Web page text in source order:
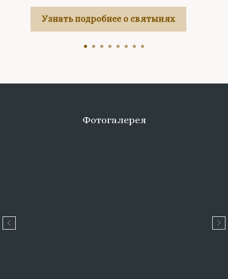
Узнать подробнее о святынях
Фотогалерея